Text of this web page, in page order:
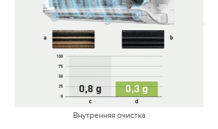
Внутренняя очистка